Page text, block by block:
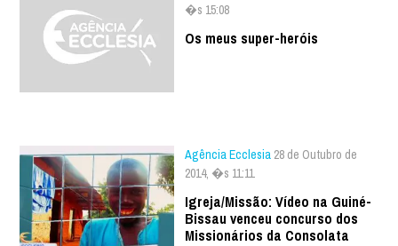
�s 15:08
Os meus super-heróis
Agência Ecclesia 28 de Outubro de
2014, �s 11:11
Igreja/Missão: Vídeo na Guiné-
Bissau venceu concurso dos
Missionários da Consolata